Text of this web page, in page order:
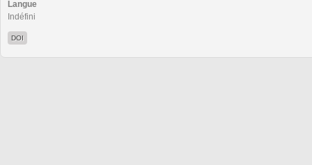
Langue
Indéfini
DOI